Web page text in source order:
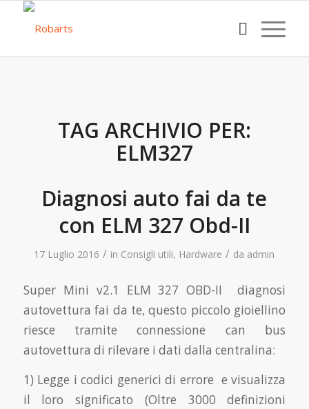
TAG ARCHIVIO PER:
ELM327
Diagnosi auto fai da te
con ELM 327 Obd-II
17 Luglio 2016 / in Consigli utili, Hardware / da admin
Super Mini v2.1 ELM 327 OBD-II diagnosi
autovettura fai da te, questo piccolo gioiellino
riesce tramite connessione can bus
autovettura di rilevare i dati dalla centralina:
1) Legge i codici generici di errore e visualizza
il loro significato (Oltre 3000 definizioni